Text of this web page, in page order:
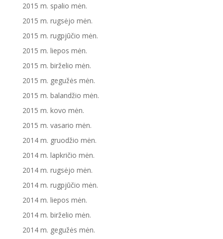
2015 m. spalio mėn.
2015 m. rugsėjo mėn.
2015 m. rugpjūčio mėn.
2015 m. liepos mėn.
2015 m. birželio mėn.
2015 m. gegužės mėn.
2015 m. balandžio mėn.
2015 m. kovo mėn.
2015 m. vasario mėn.
2014 m. gruodžio mėn.
2014 m. lapkričio mėn.
2014 m. rugsėjo mėn.
2014 m. rugpjūčio mėn.
2014 m. liepos mėn.
2014 m. birželio mėn.
2014 m. gegužės mėn.